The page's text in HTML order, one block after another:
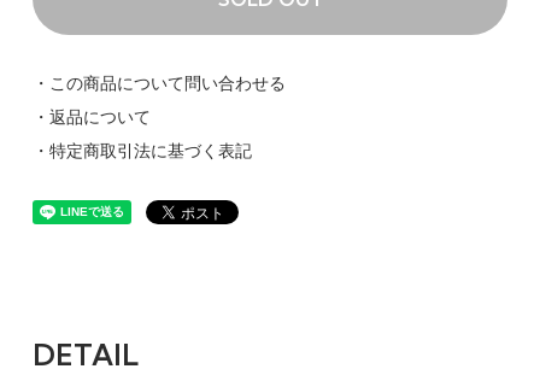
・この商品について問い合わせる
・返品について
・特定商取引法に基づく表記
DETAIL